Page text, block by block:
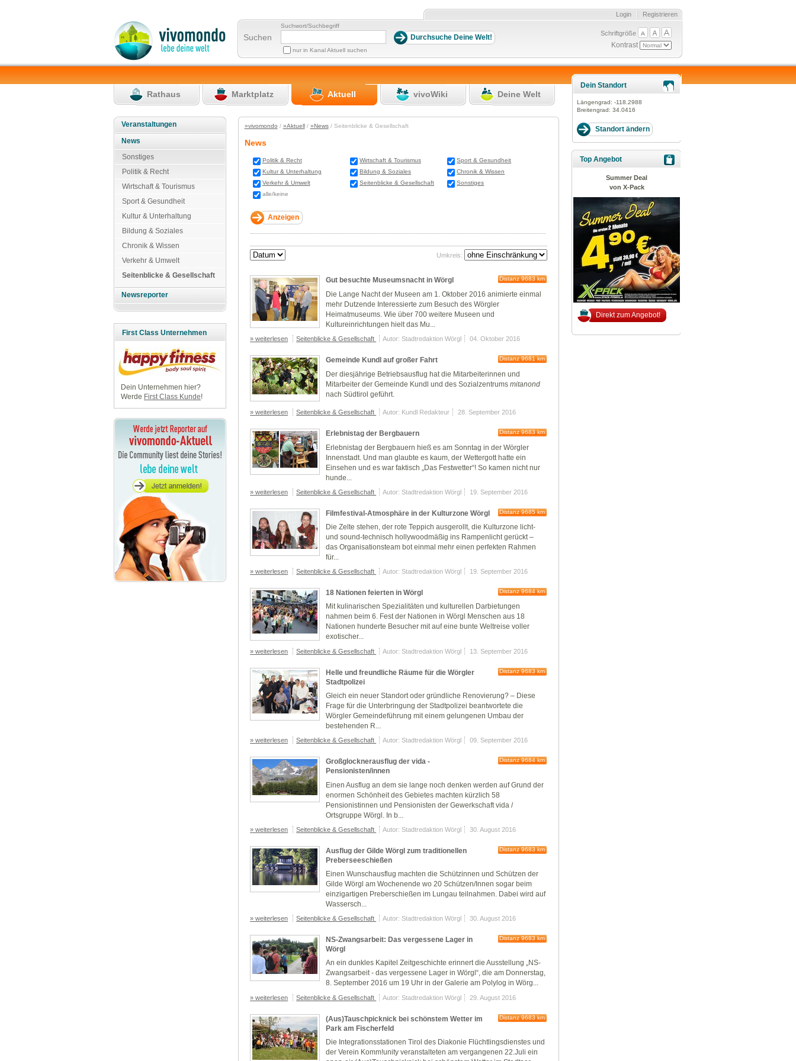
Registrieren
Login
Suchen
Suchwort/Suchbegriff
nur in Kanal Aktuell suchen
Schriftgröße
Kontrast
Rathaus Marktplatz Aktuell vivoWiki Deine Welt
Veranstaltungen
News
Sonstiges
Politik & Recht
Wirtschaft & Tourismus
Sport & Gesundheit
Kultur & Unterhaltung
Bildung & Soziales
Chronik & Wissen
Verkehr & Umwelt
Seitenblicke & Gesellschaft
Newsreporter
First Class Unternehmen
Dein Unternehmen hier?
Werde First Class Kunde!
»vivomondo / »Aktuell/ »News/ Seitenblicke & Gesellschaft
News
Politik & Recht Wirtschaft & Tourismus
Sport & Gesundheit
Kultur & Unterhaltung
Bildung & Soziales
Chronik & Wissen
Verkehr & Umwelt
Seitenblicke & Gesellschaft
Sonstiges
alle/keine
Umkreis:
Gut besuchte Museumsnacht in Wörgl Distanz 9683 km
Die Lange Nacht der Museen am 1. Oktober 2016 animierte einmal
mehr Dutzende Interessierte zum Besuch des Wörgler
Heimatmuseums. Wie über 700 weitere Museen und
Kultureinrichtungen hielt das Mu...
» weiterlesen Seitenblicke & Gesellschaft Autor: Stadtredaktion Wörgl 04. Oktober 2016
Gemeinde Kundl auf großer Fahrt Distanz 9681 km
Der diesjährige Betriebsausflug hat die Mitarbeiterinnen und
Mitarbeiter der Gemeinde Kundl und des Sozialzentrumsmitanond
nach Südtirol geführt.
» weiterlesen Seitenblicke & Gesellschaft Autor: Kundl Redakteur 28. September 2016
Erlebnistag der Bergbauern Distanz 9683 km
Erlebnistag der Bergbauern hieß es am Sonntag in der Wörgler
Innenstadt. Und man glaubte es kaum, der Wettergott hatte ein
Einsehen und es war faktisch „Das Festwetter“! So kamen nicht nur
hunde...
» weiterlesen Seitenblicke & Gesellschaft Autor: Stadtredaktion Wörgl 19. September 2016
Filmfestival-Atmosphäre in der Kulturzone Wörgl Distanz 9685 km
Die Zelte stehen, der rote Teppich ausgerollt, die Kulturzone licht-
und sound-technisch hollywoodmäßig ins Rampenlicht gerückt –
das Organisationsteam bot einmal mehr einen perfekten Rahmen
für...
» weiterlesen Seitenblicke & Gesellschaft Autor: Stadtredaktion Wörgl 19. September 2016
18 Nationen feierten in Wörgl Distanz 9684 km
Mit kulinarischen Spezialitäten und kulturellen Darbietungen
nahmen beim 6. Fest der Nationen in Wörgl Menschen aus 18
Nationen hunderte Besucher mit auf eine bunte Weltreise voller
exotischer...
» weiterlesen Seitenblicke & Gesellschaft Autor: Stadtredaktion Wörgl 13. September 2016
Helle und freundliche Räume für die Wörgler
Stadtpolizei
Distanz 9683 km
Gleich ein neuer Standort oder gründliche Renovierung? – Diese
Frage für die Unterbringung der Stadtpolizei beantwortete die
Wörgler Gemeindeführung mit einem gelungenen Umbau der
bestehenden R...
» weiterlesen Seitenblicke & Gesellschaft Autor: Stadtredaktion Wörgl 09. September 2016
Großglocknerausflug der vida -
Pensionisten/innen
Distanz 9684 km
Einen Ausflug an dem sie lange noch denken werden auf Grund der
enormen Schönheit des Gebietes machten kürzlich 58
Pensionistinnen und Pensionisten der Gewerkschaft vida /
Ortsgruppe Wörgl. In b...
» weiterlesen Seitenblicke & Gesellschaft Autor: Stadtredaktion Wörgl 30. August 2016
Ausflug der Gilde Wörgl zum traditionellen
Preberseeschießen
Distanz 9683 km
Einen Wunschausflug machten die Schützinnen und Schützen der
Gilde Wörgl am Wochenende wo 20 Schützen/Innen sogar beim
einzigartigen Preberschießen im Lungau teilnahmen. Dabei wird auf
Wassersch...
» weiterlesen Seitenblicke & Gesellschaft Autor: Stadtredaktion Wörgl 30. August 2016
NS-Zwangsarbeit: Das vergessene Lager in
Wörgl
Distanz 9683 km
An ein dunkles Kapitel Zeitgeschichte erinnert die Ausstellung „NS-
Zwangsarbeit - das vergessene Lager in Wörgl“, die am Donnerstag,
8. September 2016 um 19 Uhr in der Galerie am Polylog in Wörg...
» weiterlesen Seitenblicke & Gesellschaft Autor: Stadtredaktion Wörgl 29. August 2016
(Aus)Tauschpicknick bei schönstem Wetter im
Park am Fischerfeld
Distanz 9683 km
Die Integrationsstationen Tirol des Diakonie Flüchtlingsdienstes und
der Verein Komm!unity veranstalteten am vergangenen 22.Juli ein
Dein Standort
Längengrad: -118.2988
Breitengrad: 34.0416
Top Angebot
Summer Deal
von X-Pack
Direkt zum Angebot!